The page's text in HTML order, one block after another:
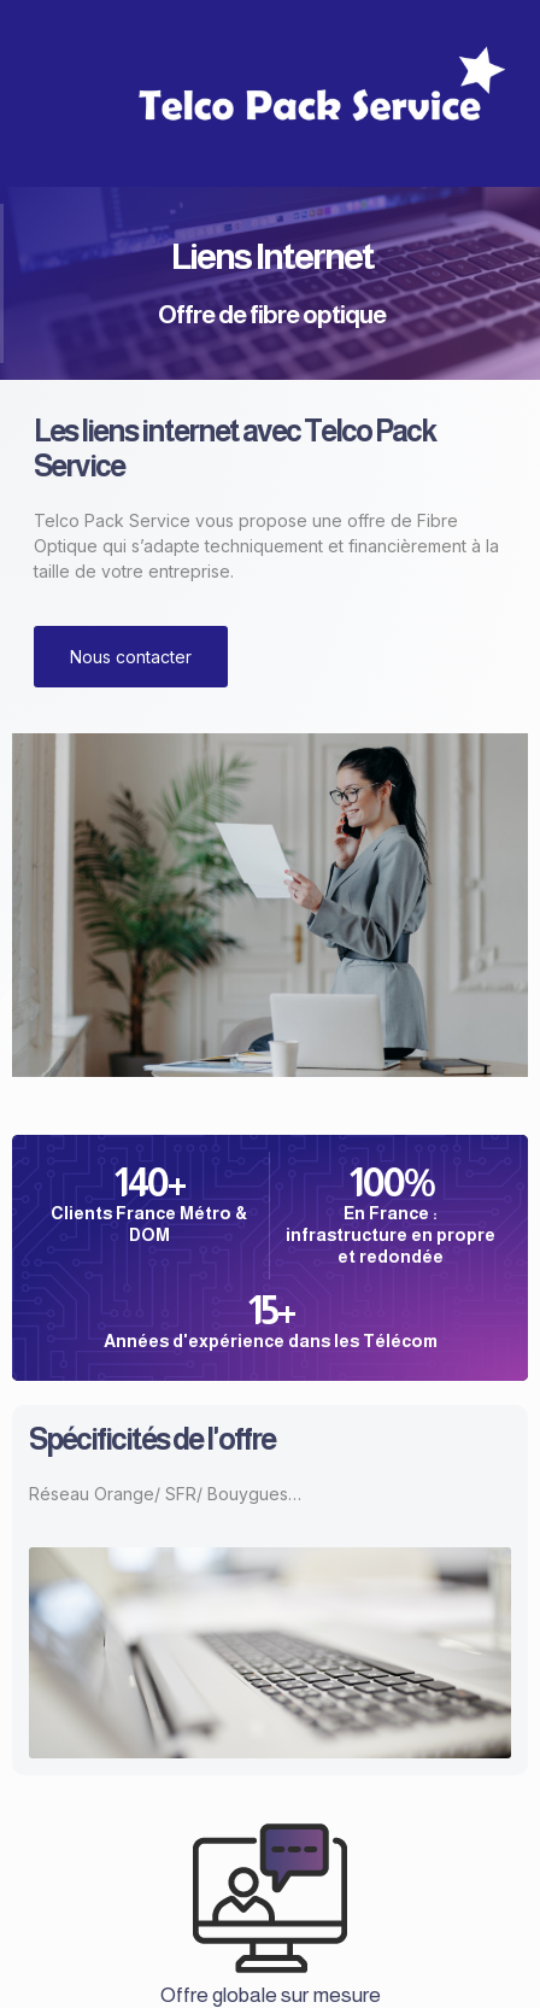
Liens Internet
Offre de fibre optique
Les liens internet avec Telco Pack
Service
Telco Pack Service vous propose une offre de Fibre
Optique qui s’adapte techniquement et financièrement à la
taille de votre entreprise.
Nous contacter
140+
Clients France Métro &
DOM
100%
En France :
infrastructure en propre
et redondée
15+
Années d'expérience dans les Télécom
Spécificités de l'offre
Réseau Orange/ SFR/ Bouygues…
Offre globale sur mesure